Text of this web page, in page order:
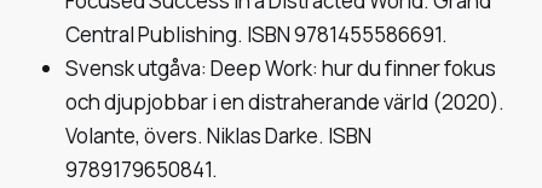
Central Publishing. ISBN 9781455586691.
Svensk utgåva: Deep Work: hur du finner fokus
och djupjobbar i en distraherande värld (2020).
Volante, övers. Niklas Darke. ISBN
9789179650841.